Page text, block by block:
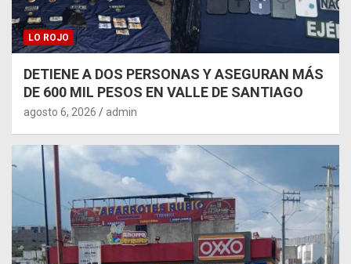
LO ROJO
DETIENE A DOS PERSONAS Y ASEGURAN MÁS
DE 600 MIL PESOS EN VALLE DE SANTIAGO
agosto 6, 2026 admin